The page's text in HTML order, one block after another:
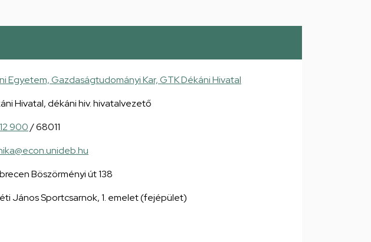
Egyetem, Gazdaságtudományi Kar, GTK Dékáni Hivatal
Hivatal, dékáni hiv. hivatalvezető
900/ 68011
Böszörményi út 138
János Sportcsarnok, 1. emelet (fejépület)